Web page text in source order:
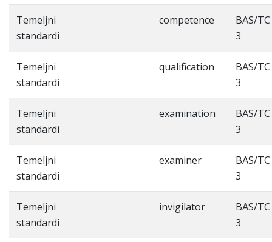
Temeljni
standardi
competence
BAS/TC
3
Temeljni
standardi
qualification
BAS/TC
3
Temeljni
standardi
examination
BAS/TC
3
Temeljni
standardi
examiner
BAS/TC
3
Temeljni
standardi
invigilator
BAS/TC
3